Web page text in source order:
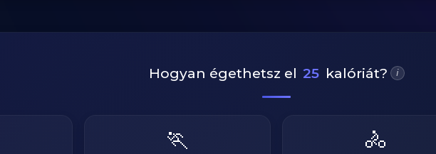
Hogyan égethetsz el 25 kalóriát? i
🏃 🚴